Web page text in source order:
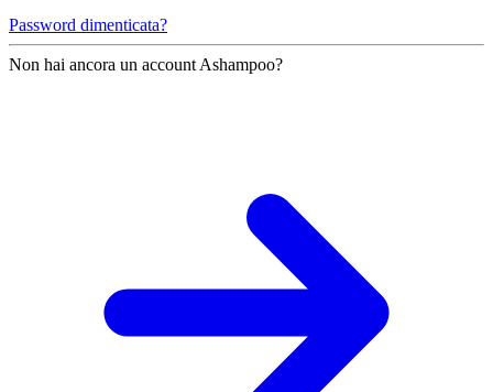
Password dimenticata?
Non hai ancora un account Ashampoo?